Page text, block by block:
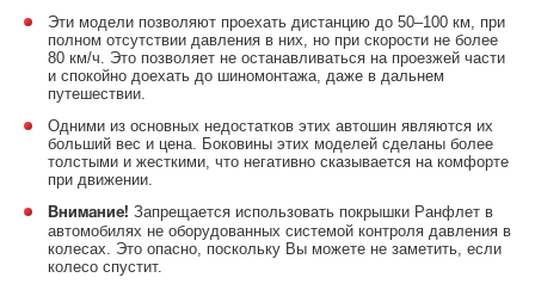
Эти модели позволяют проехать дистанцию до 50–100 км, при
полном отсутствии давления в них, но при скорости не более
80 км/ч. Это позволяет не останавливаться на проезжей части
и спокойно доехать до шиномонтажа, даже в дальнем
путешествии.
Одними из основных недостатков этих автошин являются их
больший вес и цена. Боковины этих моделей сделаны более
толстыми и жесткими, что негативно сказывается на комфорте
при движении.
Внимание! Запрещается использовать покрышки Ранфлет в
автомобилях не оборудованных системой контроля давления в
колесах. Это опасно, поскольку Вы можете не заметить, если
колесо спустит.